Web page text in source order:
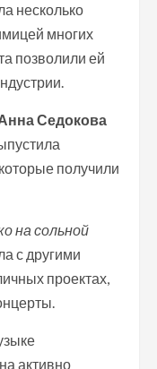
несколько
многих
позволили ей
Седокова
получили
на сольной
с другими
проектах,
активно